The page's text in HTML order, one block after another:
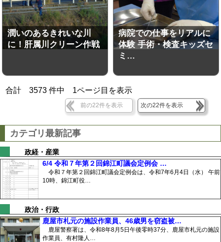
潤いのあるきれいな川
に！肝属川クリーン作戦
病院での仕事をリアルに
体験 手術・検査キッズセ
ミ…
合計3573 件中 1ページ目を表示
前の22件を表示 次の22件を表示
カテゴリ最新記事
政経・産業
6/4 令和７年第２回錦江町議会定例会 …
令和７年第２回錦江町議会定例会は、令和7年6月4日（水） 午前
10時、錦江町役…
政治・行政
鹿屋市札元の施設作業員、46歳男を窃盗被…
鹿屋警察署は、令和8年8月5日午後零時37分、鹿屋市札元の施設
作業員、有村隆人…